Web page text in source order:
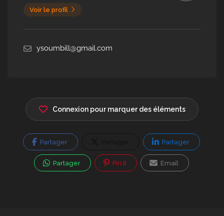
Voir le profil
ysoumbill@gmail.com
Connexion pour marquer des éléments
Partager Partager
Partager Pin It Email